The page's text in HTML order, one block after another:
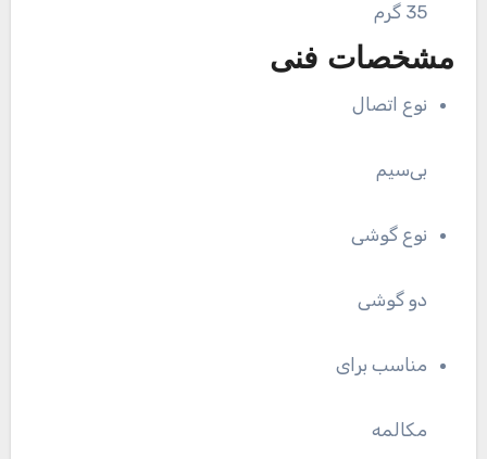
35 گرم
مشخصات فنی
نوع اتصال
بی‌سیم
نوع گوشی
دو گوشی
مناسب برای
مکالمه